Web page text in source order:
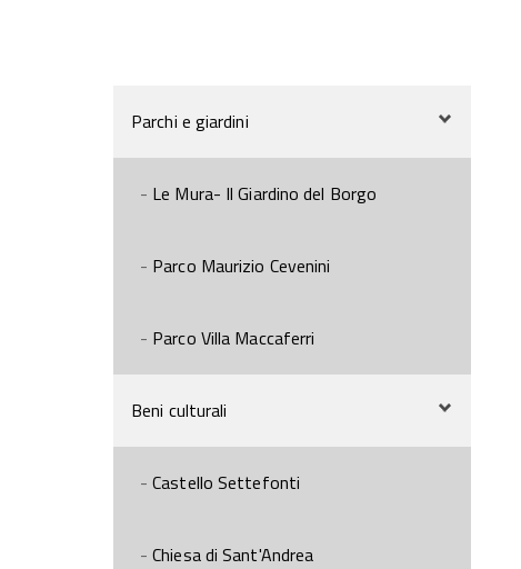
Parchi e giardini
Le Mura- Il Giardino del Borgo
Parco Maurizio Cevenini
Parco Villa Maccaferri
Beni culturali
Castello Settefonti
Chiesa di Sant'Andrea